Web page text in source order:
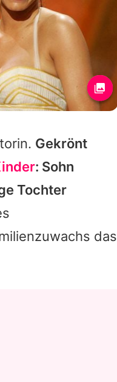
Gekrönt
: Sohn
Tochter
das